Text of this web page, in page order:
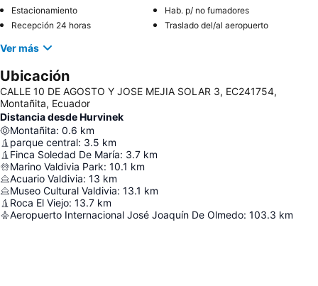
Estacionamiento
Hab. p/ no fumadores
Recepción 24 horas
Traslado del/al aeropuerto
Ver más
Ubicación
CALLE 10 DE AGOSTO Y JOSE MEJIA SOLAR 3, EC241754,
Montañita, Ecuador
Distancia desde Hurvinek
Montañita: 0.6 km
parque central: 3.5 km
Finca Soledad De María: 3.7 km
Marino Valdivia Park: 10.1 km
Acuario Valdivia: 13 km
Museo Cultural Valdivia: 13.1 km
Roca El Viejo: 13.7 km
Aeropuerto Internacional José Joaquín De Olmedo: 103.3 km